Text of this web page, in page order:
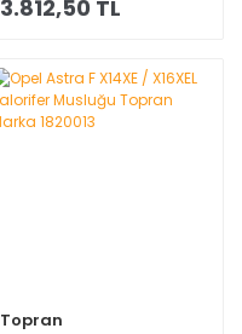
3.812,50 TL
Topran